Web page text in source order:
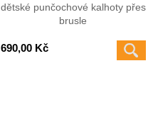
dětské punčochové kalhoty přes
brusle
690,00 Kč